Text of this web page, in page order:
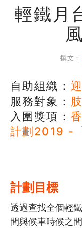
SHO專題
媒體報導
輕鐵月
撰文：
自助組織：
服務對象：
入圍獎項：
計劃2019 -
計劃目標
透過查找全個輕
間與候車時候之